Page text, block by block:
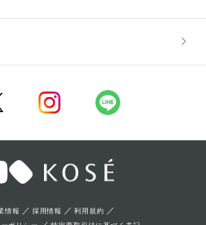
換
情報 ／ 採用情報 ／利用規約 ／